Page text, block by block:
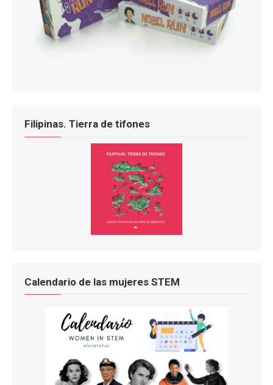
Filipinas. Tierra de tifones
Calendario de las mujeres STEM